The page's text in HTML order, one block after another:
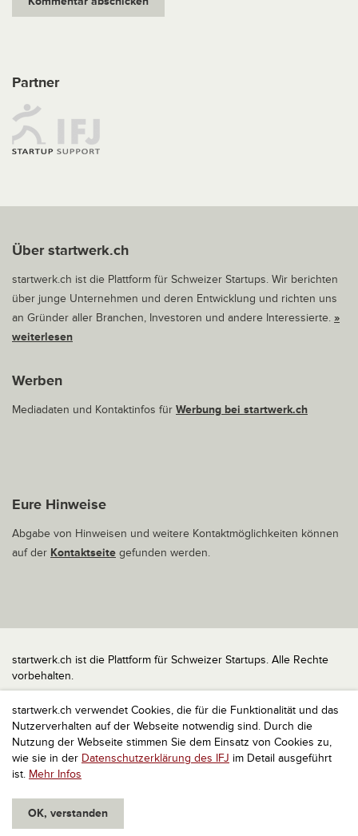
startwerk.ch verwendet Cookies, die für die Funktionalität und das
Nutzerverhalten auf der Webseite notwendig sind. Durch die
Nutzung der Webseite stimmen Sie dem Einsatz von Cookies zu,
wie sie in der Datenschutzerklärung des IFJ im Detail ausgeführt
ist. Mehr Infos
OK, verstanden
Partner
Über startwerk.ch
startwerk.ch ist die Plattform für Schweizer Startups. Wir berichten
über junge Unternehmen und deren Entwicklung und richten uns
an Gründer aller Branchen, Investoren und andere Interessierte. »
weiterlesen
Werben
Mediadaten und Kontaktinfos für Werbung bei startwerk.ch
Eure Hinweise
Abgabe von Hinweisen und weitere Kontaktmöglichkeiten können
auf der Kontaktseite gefunden werden.
startwerk.ch ist die Plattform für Schweizer Startups. Alle Rechte
vorbehalten.
Impressum
Kontakt
nach oben